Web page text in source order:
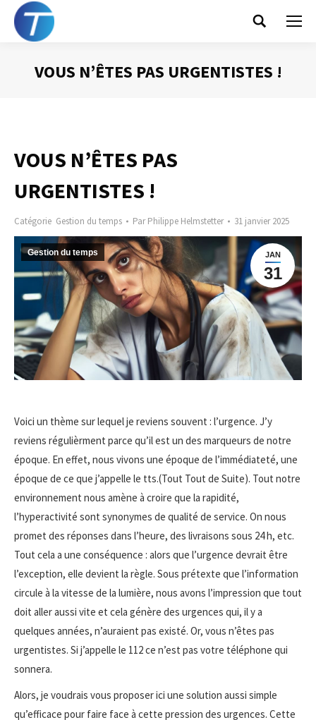
Search:
VOUS N’ÊTES PAS URGENTISTES !
VOUS N’ÊTES PAS
URGENTISTES !
Catégorie Gestion du temps ParPhilippe Helmstetter 31 janvier 2025
JAN
31
Gestion du temps
Voici un thème sur lequel je reviens souvent : l’urgence. J’y
reviens régulièrment parce qu’il est un des marqueurs de notre
époque. En effet, nous vivons une époque de l’immédiateté, une
époque de ce que j’appelle le tts.(Tout Tout de Suite). Tout notre
environnement nous amène à croire que la rapidité,
l’hyperactivité sont synonymes de qualité de service. On nous
promet des réponses dans l’heure, des livraisons sous 24 h, etc.
Tout cela a une conséquence : alors que l’urgence devrait être
l’exception, elle devient la règle. Sous prétexte que l’information
circule à la vitesse de la lumière, nous avons l’impression que tout
doit aller aussi vite et cela génère des urgences qui, il y a
quelques années, n’auraient pas existé. Or, vous n’êtes pas
urgentistes. Si j’appelle le 112 ce n’est pas votre téléphone qui
sonnera.
Alors, je voudrais vous proposer ici une solution aussi simple
qu’efficace pour faire face à cette pression des urgences. Cette